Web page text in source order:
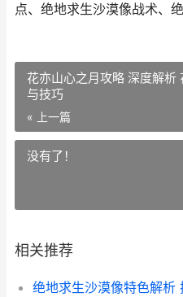
点、绝地求生沙漠像战术、
花亦山心之月攻略 深度解析
与技巧
« 上一篇
没有了！
相关推荐